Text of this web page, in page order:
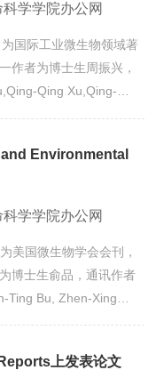
学学院办公网
国际工业微生物领域著
作者为博士生周振兴，
Qing Xu,Qing-
and
6ht...
Environmental
学学院办公网
美国微生物学会会刊，
博士生俞品，通讯作者
Ting Bu, Zhen-Xing
chattanoogensis
上发表论文